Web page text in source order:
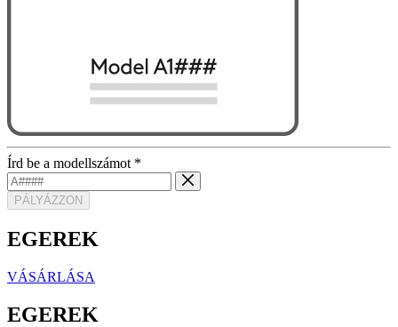
Írd be a modellszámot *
PÁLYÁZZON
EGEREK
VÁSÁRLÁSA
EGEREK